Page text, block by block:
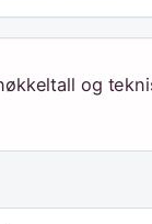
og